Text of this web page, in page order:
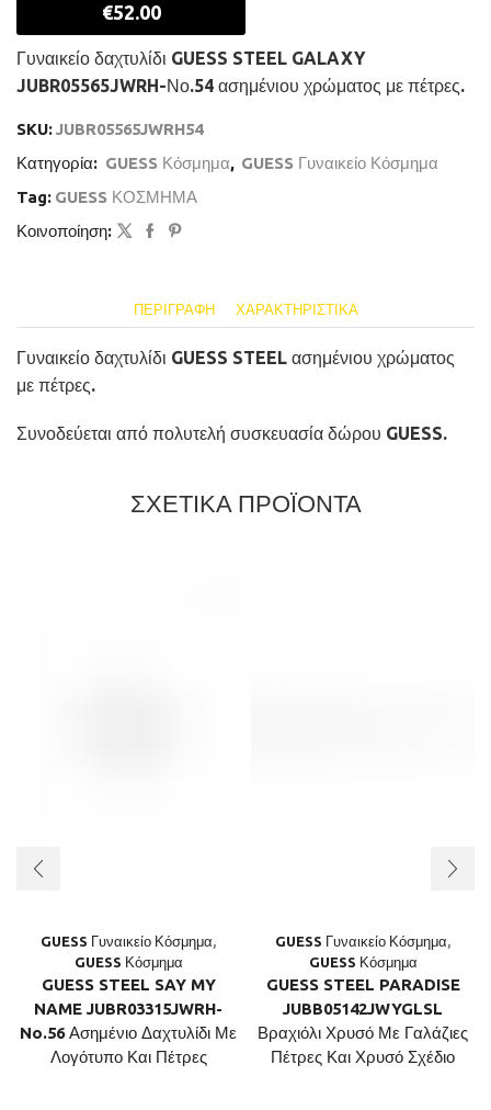
€52.00
Γυναικείο δαχτυλίδι GUESS STEEL GALAXY
JUBR05565JWRH-Νο.54 ασημένιου χρώματος με πέτρες.
SKU:JUBR05565JWRH54
Κατηγορία: GUESS Κόσμημα, GUESS Γυναικείο Κόσμημα
Tag: GUESS ΚΟΣΜΗΜΑ
Κοινοποίηση:
ΠΕΡΙΓΡΑΦΉ ΧΑΡΑΚΤΗΡΙΣΤΙΚΆ
Γυναικείο δαχτυλίδι GUESS STEEL ασημένιου χρώματος
με πέτρες.
Συνοδεύεται από πολυτελή συσκευασία δώρου GUESS.
ΣΧΕΤΙΚΑ ΠΡΟΪΟΝΤΑ
GUESS Γυναικείο Κόσμημα,
GUESS Κόσμημα
GUESS STEEL SAY MY
NAME JUBR03315JWRH-
No.56 Ασημένιο Δαχτυλίδι Με
Λογότυπο Και Πέτρες
GUESS Γυναικείο Κόσμημα,
GUESS Κόσμημα
GUESS STEEL PARADISE
JUBB05142JWYGLSL
Βραχιόλι Χρυσό Με Γαλάζιες
Πέτρες Και Χρυσό Σχέδιο